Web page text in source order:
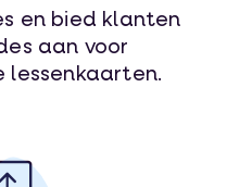
en bied klanten
aan voor
lessenkaarten.